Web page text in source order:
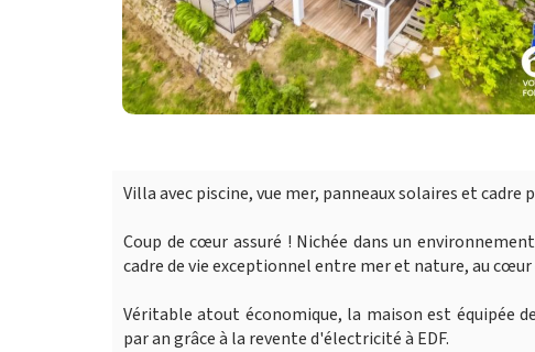
Villa avec piscine, vue mer, panneaux solaires et cadre
Coup de cœur assuré ! Nichée dans un
cadre de vie exceptionnel entre mer et nature, au
Véritable atout économique, la maison est équipée
par an grâce à la revente d'électricité à EDF.